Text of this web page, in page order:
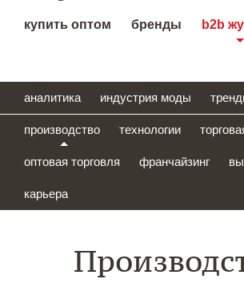
купить оптом бренды b2b
аналитика индустрия моды
производство технологии
оптовая торговля франчайзинг
карьера